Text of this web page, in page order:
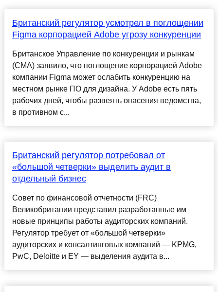
Британский регулятор усмотрел в поглощении
Figma корпорацией Adobe угрозу конкуренции
Британское Управление по конкуренции и рынкам
(CMA) заявило, что поглощение корпорацией Adobe
компании Figma может ослабить конкуренцию на
местном рынке ПО для дизайна. У Adobe есть пять
рабочих дней, чтобы развеять опасения ведомства,
в противном с...
Британский регулятор потребовал от
«большой четверки» выделить аудит в
отдельный бизнес
Совет по финансовой отчетности (FRC)
Великобритании представил разработанные им
новые принципы работы аудиторских компаний.
Регулятор требует от «большой четверки»
аудиторских и консалтинговых компаний — KPMG,
PwC, Deloitte и EY — выделения аудита в...